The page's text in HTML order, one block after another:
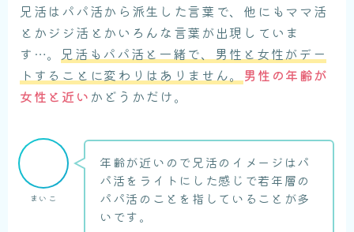
兄活はパパ活から派生した言葉で、他にもママ活
とかジジ活とかいろんな言葉が出現していま
す…。
兄活もパパ活と一緒で、男性と女性がデー
トすることに変わりはありません。 男性の年齢が
女性と近い かどうかだけ。
まいこ
年齢が近いので兄活のイメージはパ
パ活をライトにした感じで若年層の
パパ活のことを指していることが多
いです。